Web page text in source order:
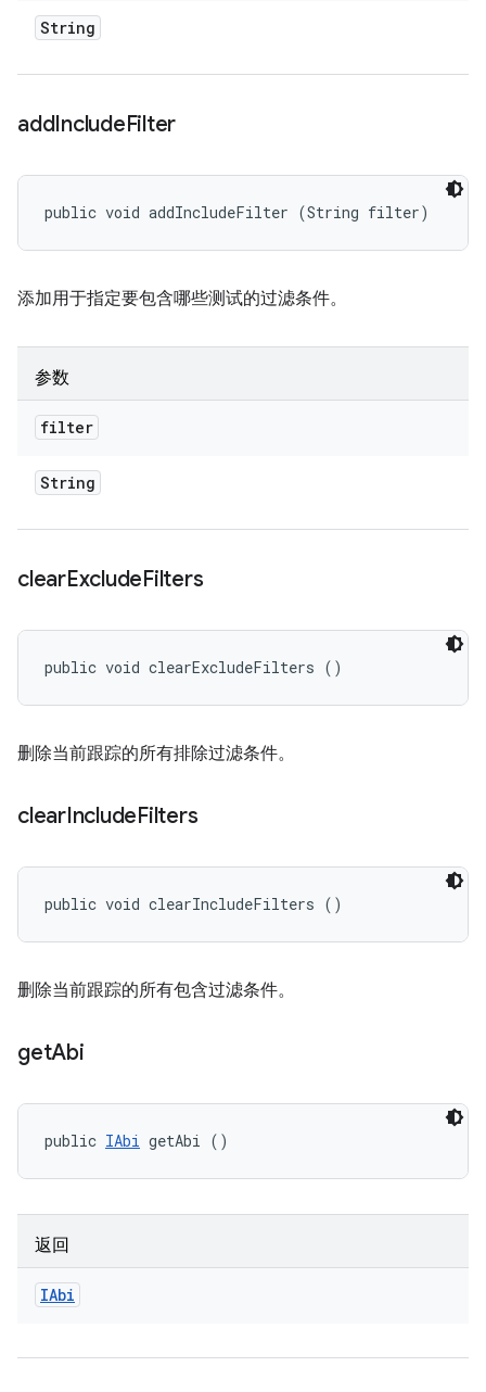
String
addIncludeFilter
public void addIncludeFilter (String filter)
添加用于指定要包含哪些测试的过滤条件。
参数
filter
String
clearExcludeFilters
public void clearExcludeFilters ()
删除当前跟踪的所有排除过滤条件。
clearIncludeFilters
public void clearIncludeFilters ()
删除当前跟踪的所有包含过滤条件。
getAbi
public IAbi getAbi ()
返回
IAbi